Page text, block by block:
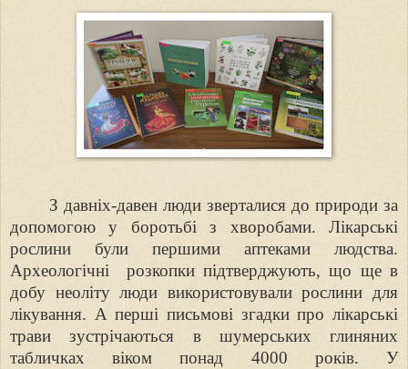
З давніх-давен люди зверталися до природи за
допомогою у боротьбі з хворобами. Лікарські
рослини були першими аптеками людства.
Археологічні
розкопки підтверджують, що ще в
добу неоліту люди використовували рослини для
лікування. А перші письмові згадки про лікарські
трави зустрічаються в
шумерських глиняних
табличках віком понад 4000 років. У